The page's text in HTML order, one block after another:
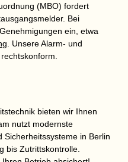
(MBO) fordert
Bei
ein, etwa
. Unsere Alarm- und
bieten wir Ihnen
nutzt modernste
Sicherheitssysteme in Berlin
bis Zutrittskontrolle.